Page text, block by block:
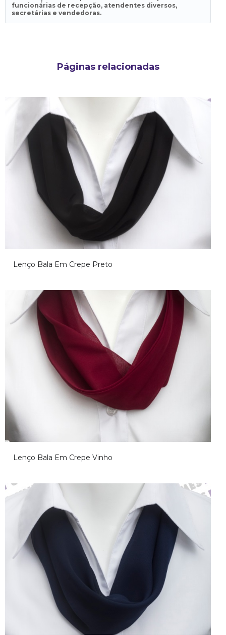
funcionárias de recepção, atendentes diversos,
secretárias e vendedoras.
Páginas relacionadas
Aviso!
Lenço Bala Em Crepe Preto
Aviso!
Lenço Bala Em Crepe Vinho